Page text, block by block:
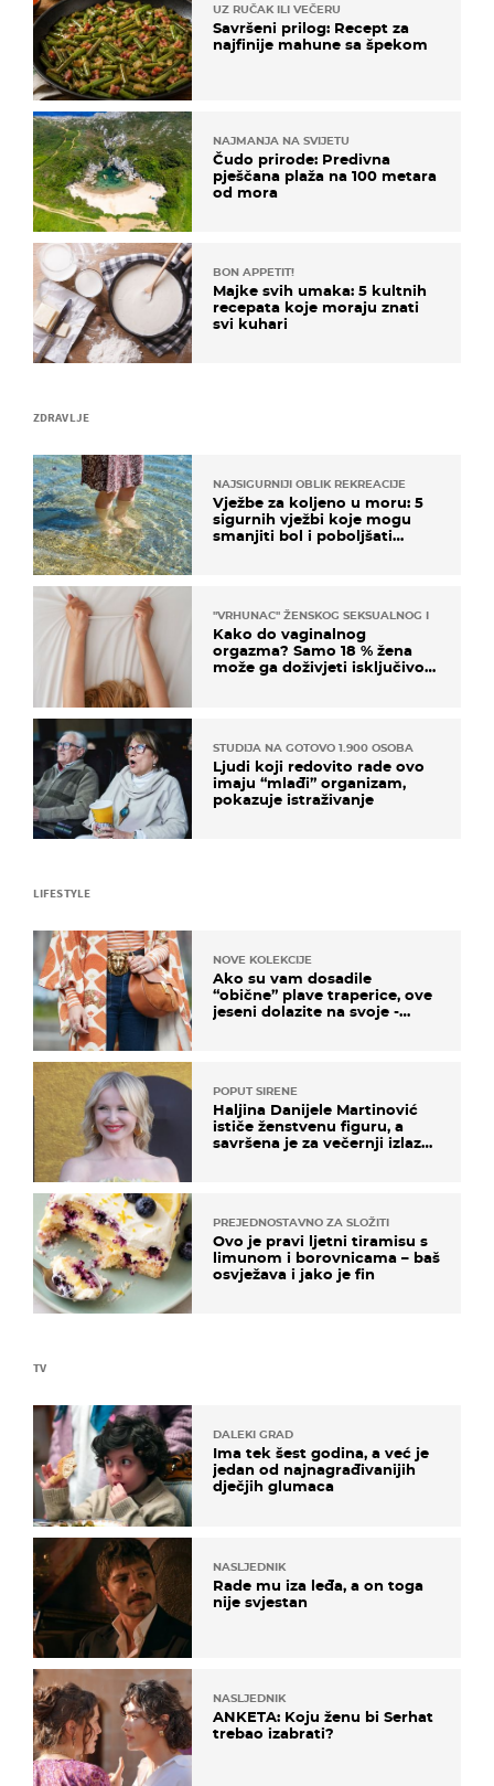
ZDRAVLJE
NAJSIGURNIJI OBLIK REKREACIJE
Vježbe za koljeno u moru: 5
sigurnih vježbi koje mogu
smanjiti bol i poboljšati
"VRHUNAC" ŽENSKOG SEKSUALNOG ISKUSTVA
Kako do vaginalnog
orgazma? Samo 18 % žena
može ga doživjeti isključivo
STUDIJA NA GOTOVO 1.900 OSOBA
Ljudi koji redovito rade ovo
imaju “mlađi” organizam,
pokazuje istraživanje
TV
DALEKI GRAD
Ima tek šest godina, a već je
jedan od najnagrađivanijih
dječjih glumaca
NASLJEDNIK
Rade mu iza leđa, a on toga
nije svjestan
NASLJEDNIK
ANKETA: Koju ženu bi Serhat
trebao izabrati?
UZ RUČAK ILI VEČERU
Savršeni prilog: Recept za
najfinije mahune sa špekom
NAJMANJA NA SVIJETU
Čudo prirode: Predivna
pješčana plaža na 100 metara
od mora
BON APPETIT!
Majke svih umaka: 5 kultnih
recepata koje moraju znati
svi kuhari
LIFESTYLE
NOVE KOLEKCIJE
Ako su vam dosadile
“obične” plave traperice, ove
jeseni dolazite na svoje -
POPUT SIRENE
Haljina Danijele Martinović
ističe ženstvenu figuru, a
savršena je za večernji izlazak
PREJEDNOSTAVNO ZA SLOŽITI
Ovo je pravi ljetni tiramisu s
limunom i borovnicama – baš
osvježava i jako je fin